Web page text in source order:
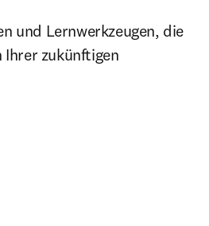
und Lernwerkzeugen, die
Ihrer zukünftigen